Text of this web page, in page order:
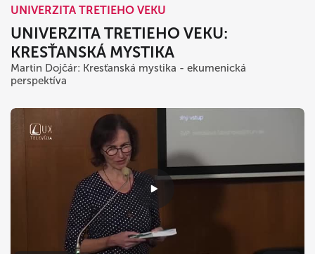
UNIVERZITA TRETIEHO VEKU
UNIVERZITA TRETIEHO VEKU:
KRESŤANSKÁ MYSTIKA
Martin Dojčár: Kresťanská mystika - ekumenická
perspektíva